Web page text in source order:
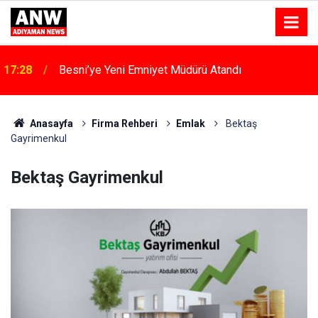
17:28 Besni’ye Yeni Emniyet Müdürü Atandı
Anasayfa Firma Rehberi Emlak
Bektaş
Gayrimenkul
Bektaş Gayrimenkul